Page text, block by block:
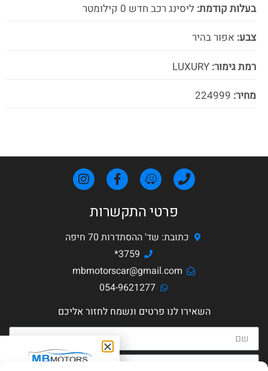
בעלות קודמת: ליסינג רכב חדש 0 קילומטר
צבע: אפור בהיר
רמת גימור:
מחיר:
פרטי התקשרות
כתובת: שד' ההסתדרות 70 חיפה
3759*
mbmotorscar@gmail.com
054-9621277
השאירו לנו פרטים ונשמח לחזור אליכם